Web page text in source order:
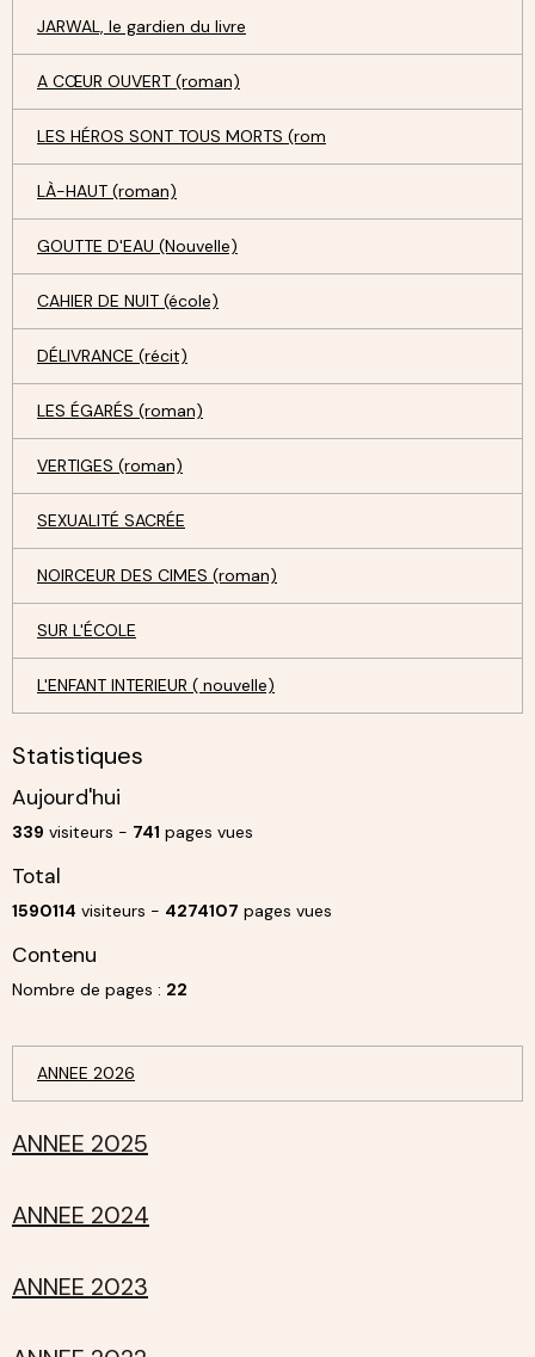
JARWAL, le gardien du livre
A CŒUR OUVERT (roman)
LES HÉROS SONT TOUS MORTS (rom
LÀ-HAUT (roman)
GOUTTE D'EAU (Nouvelle)
CAHIER DE NUIT (école)
DÉLIVRANCE (récit)
LES ÉGARÉS (roman)
VERTIGES (roman)
SEXUALITÉ SACRÉE
NOIRCEUR DES CIMES (roman)
SUR L'ÉCOLE
L'ENFANT INTERIEUR ( nouvelle)
Statistiques
Aujourd'hui
339 visiteurs - 741 pages vues
Total
1590114 visiteurs - 4274107 pages vues
Contenu
Nombre de pages : 22
ANNEE 2026
ANNEE 2025
ANNEE 2024
ANNEE 2023